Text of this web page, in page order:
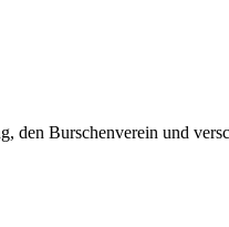
den Burschenverein und